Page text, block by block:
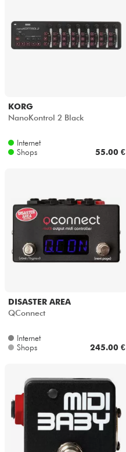
KORG
NanoKontrol 2 Black
Internet
Shops
55.00 €
DISASTER AREA
QConnect
Internet
Shops
245.00 €